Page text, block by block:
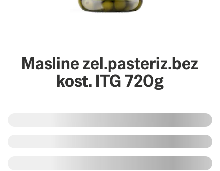
Masline zel.pasteriz.bez
kost. ITG 720g